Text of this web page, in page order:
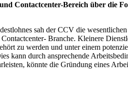
Contactcenter-Bereich über die
sah der CCV die
Branche. Kleinere
zu werden und unter einem
kann durch ansprechende
könnte die Gründung eines